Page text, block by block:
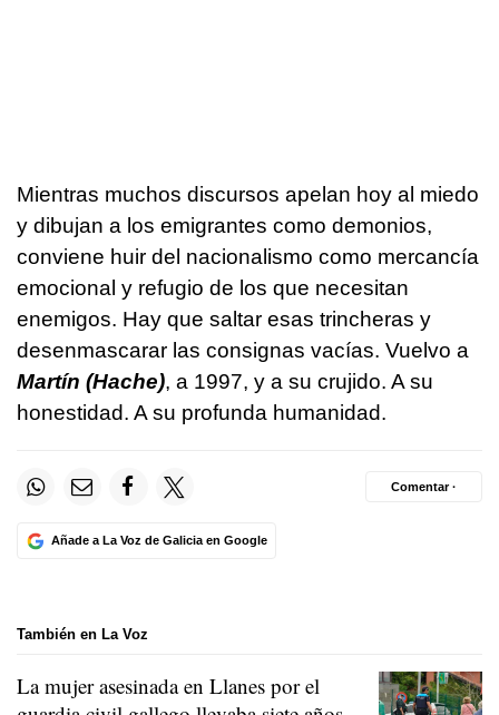
Mientras muchos discursos apelan hoy al miedo
y dibujan a los emigrantes como demonios,
conviene huir del nacionalismo como mercancía
emocional y refugio de los que necesitan
enemigos. Hay que saltar esas trincheras y
desenmascarar las consignas vacías. Vuelvo a
Martín (Hache), a 1997, y a su crujido. A su
honestidad. A su profunda humanidad.
Añade a La Voz de Galicia en Google
Comentar ·
También en La Voz
La mujer asesinada en Llanes por el